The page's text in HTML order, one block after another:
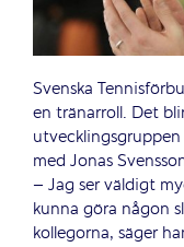
Svenska
en tränarroll. Det
utvecklingsgruppen
med Jonas
– Jag ser väldigt
kunna göra någon
kollegorna, säger